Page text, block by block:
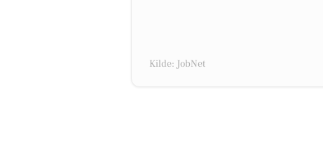
Kilde: JobNet